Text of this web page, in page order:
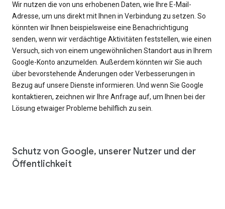
Wir nutzen die von uns erhobenen Daten, wie Ihre E-Mail-
Adresse, um uns direkt mit Ihnen in Verbindung zu setzen. So
könnten wir Ihnen beispielsweise eine Benachrichtigung
senden, wenn wir verdächtige Aktivitäten feststellen, wie einen
Versuch, sich von einem ungewöhnlichen Standort aus in Ihrem
Google-Konto anzumelden. Außerdem könnten wir Sie auch
über bevorstehende Änderungen oder Verbesserungen in
Bezug auf unsere Dienste informieren. Und wenn Sie Google
kontaktieren, zeichnen wir Ihre Anfrage auf, um Ihnen bei der
Lösung etwaiger Probleme behilflich zu sein.
Schutz von Google, unserer Nutzer und der
Öffentlichkeit